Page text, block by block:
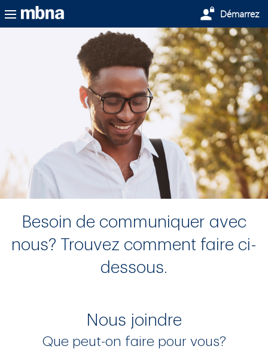
Passer au contenu principal Démarrez
Besoin de communiquer avec
nous? Trouvez comment faire ci-
dessous.
Nous joindre
Que peut-on faire pour vous?